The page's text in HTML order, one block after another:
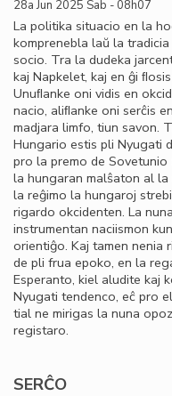
28a Jun 2025 Sab - 08h07
La politika situacio en la
komprenebla laŭ la
socio. Tra la dudeka
kaj Napkelet, kaj en ĝi
Unuﬂanke oni vidis en
nacio, aliﬂanke oni serĉis
madjara limfo, tiun savon.
Hungario estis pli Nyugati
pro la premo de
la hungaran malŝaton al
la reĝimo la hungaroj
rigardo okcidenten. La
instrumentan naciismon
orientiĝo. Kaj tamen nenia
de pli frua epoko, en la
Esperanto, kiel aludite kaj
Nyugati tendenco, eĉ pro
tial ne mirigas la nuna
registaro.
SERĈO